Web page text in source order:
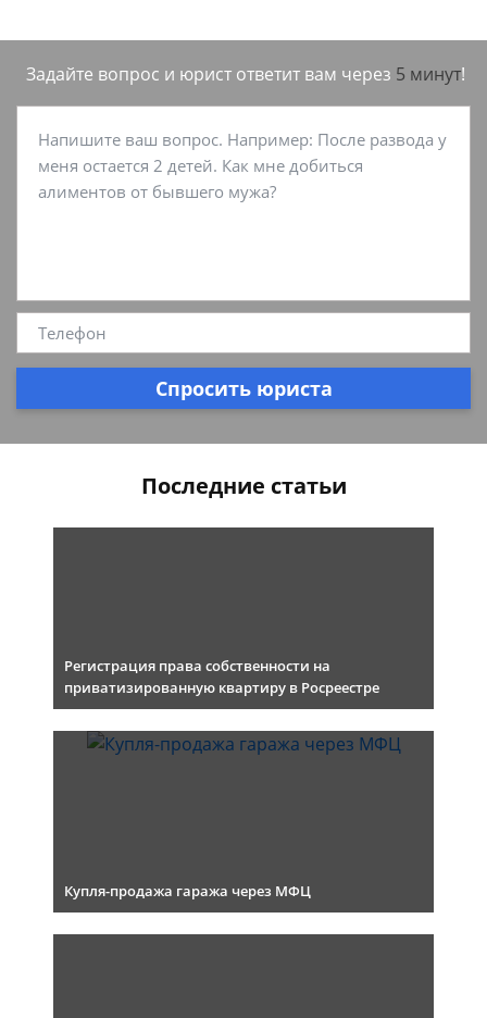
Задайте вопрос и юрист ответит вам через 5 минут!
Спросить юриста
Последние статьи
Регистрация права собственности на
приватизированную квартиру в Росреестре
Купля-продажа гаража через МФЦ